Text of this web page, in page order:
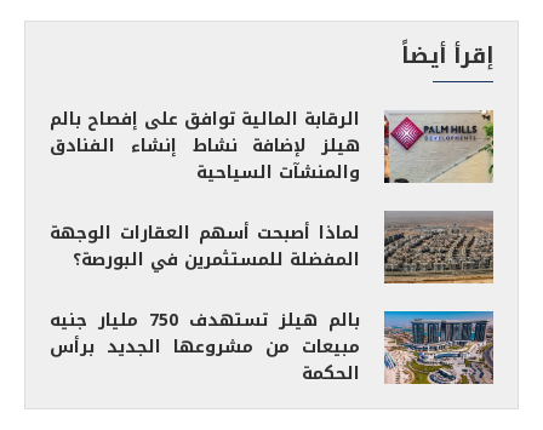
إقرأ أيضاً
الرقابة المالية توافق على إفصاح بالم
هيلز لإضافة نشاط إنشاء الفنادق
والمنشآت السياحية
لماذا أصبحت أسهم العقارات الوجهة
المفضلة للمستثمرين في البورصة؟
بالم هيلز تستهدف 750 مليار جنيه
مبيعات من مشروعها الجديد برأس
الحكمة